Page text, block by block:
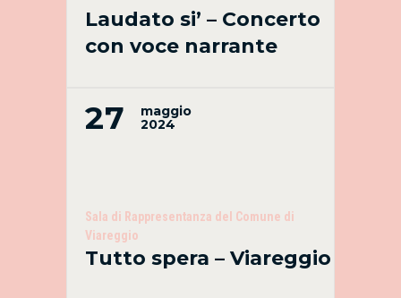
Laudato si’ – Concerto
con voce narrante
27
maggio
2024
Sala di Rappresentanza del Comune di
Viareggio
Tutto spera – Viareggio